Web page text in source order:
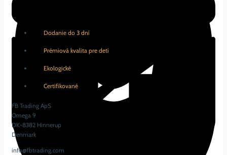
Dodanie do 3 dní
Prémiová kvalita pre deti
Ekologické
Certifikované
FB Trading ApS
Omega 9
DK-8382 Hinnerup
Denmark
info@fbtrading.com